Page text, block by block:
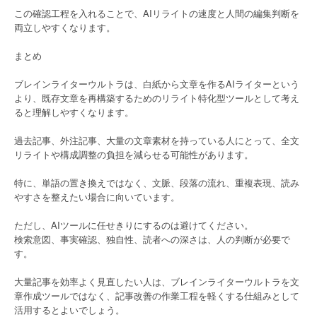
この確認工程を入れることで、AIリライトの速度と人間の編集判断を
両立しやすくなります。
まとめ
ブレインライターウルトラは、白紙から文章を作るAIライターという
より、既存文章を再構築するためのリライト特化型ツールとして考え
ると理解しやすくなります。
過去記事、外注記事、大量の文章素材を持っている人にとって、全文
リライトや構成調整の負担を減らせる可能性があります。
特に、単語の置き換えではなく、文脈、段落の流れ、重複表現、読み
やすさを整えたい場合に向いています。
ただし、AIツールに任せきりにするのは避けてください。
検索意図、事実確認、独自性、読者への深さは、人の判断が必要で
す。
大量記事を効率よく見直したい人は、ブレインライターウルトラを文
章作成ツールではなく、記事改善の作業工程を軽くする仕組みとして
活用するとよいでしょう。